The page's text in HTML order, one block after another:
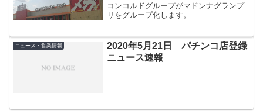
コンコルドグループがマドンナグランプ
リをグループ化します。
ニュース・営業情報
2020年5月21日 パチンコ店登録
ニュース速報